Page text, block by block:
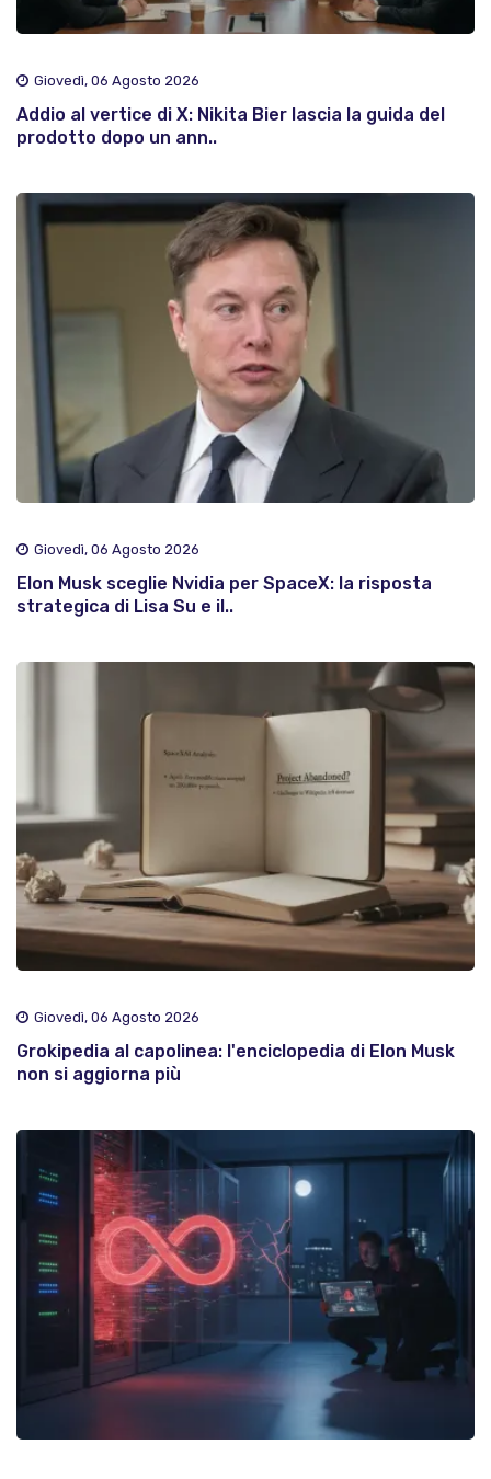
Giovedì, 06 Agosto 2026
Addio al vertice di X: Nikita Bier lascia la guida del
prodotto dopo un ann..
Giovedì, 06 Agosto 2026
Elon Musk sceglie Nvidia per SpaceX: la risposta
strategica di Lisa Su e il..
Giovedì, 06 Agosto 2026
Grokipedia al capolinea: l'enciclopedia di Elon Musk
non si aggiorna più